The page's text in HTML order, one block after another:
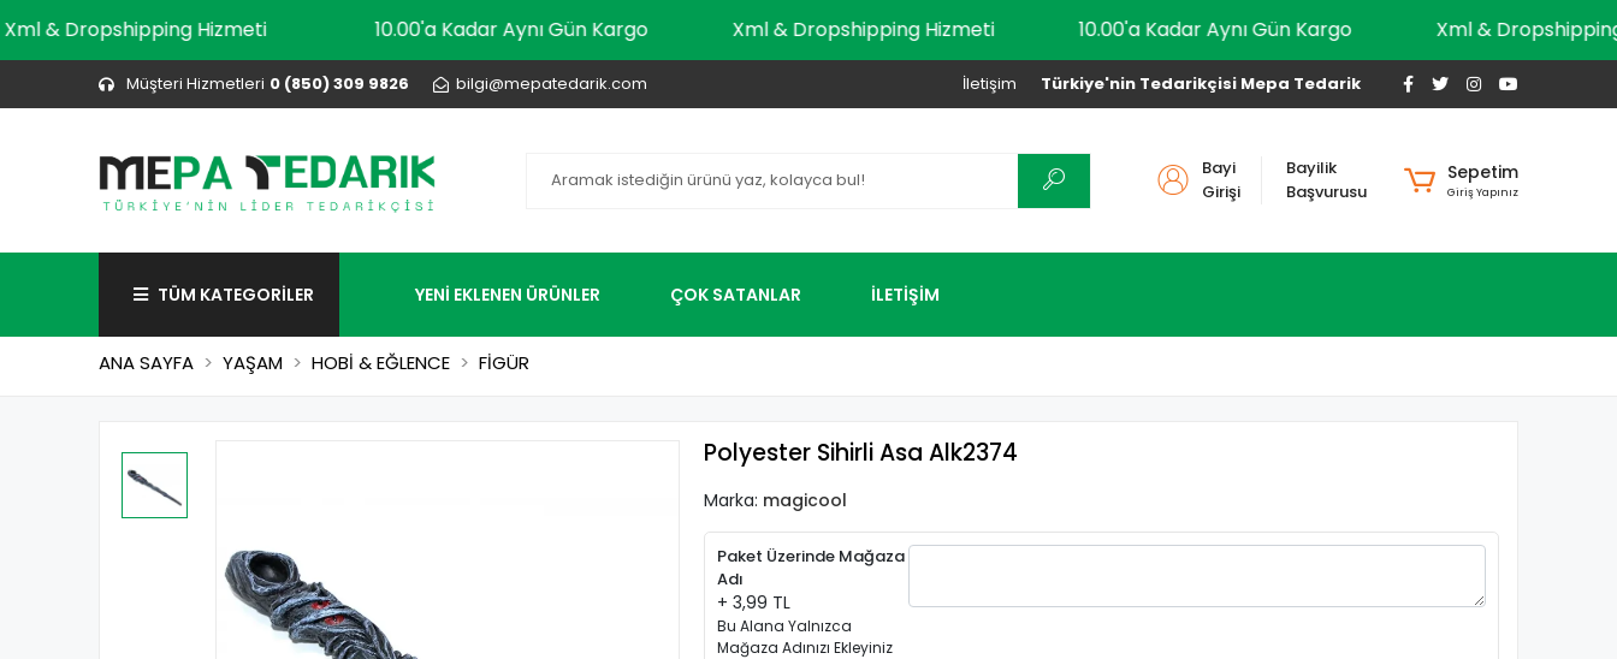
Xml & Dropshipping Hizmeti 10.00'a Kadar Aynı Gün Kargo Xml & Dropshipping Hizmeti 10.00'a Kadar Aynı Gün Kargo Xml &
Müşteri Hizmetleri 0 (850) 309 9826 bilgi@mepatedarik.com Türkiye'nin Tedarikçisi Mepa Tedarik
İletişim
Bayi
Girişi
Bayilik
Başvurusu
Sepetim
Giriş Yapınız
TÜM KATEGORİLER YENİ EKLENEN ÜRÜNLER ÇOK SATANLAR İLETİŞİM
ANA SAYFA YAŞAM HOBİ & EĞLENCE FİGÜR
Polyester Sihirli Asa Alk2374
Marka: magicool
Paket Üzerinde Mağaza
Adı
+ 3,99 TL
Bu Alana Yalnızca
Mağaza Adınızı Ekleyiniz